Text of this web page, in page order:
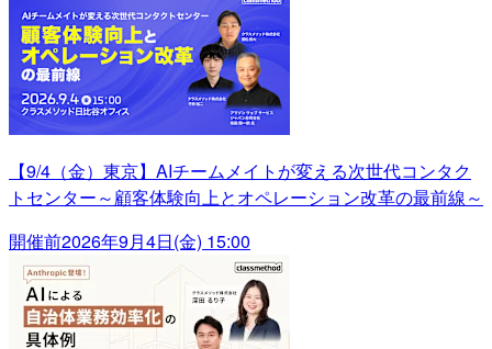
【9/4（金）東京】AIチームメイトが変える次世代コンタク
トセンター～顧客体験向上とオペレーション改革の最前線～
開催前2026年9月4日(金) 15:00